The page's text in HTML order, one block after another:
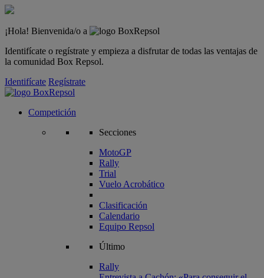
¡Hola! Bienvenida/o a
Identifícate o regístrate y empieza a disfrutar de todas las ventajas de
la comunidad Box Repsol.
Identifícate Regístrate
Competición
Secciones
MotoGP
Rally
Trial
Vuelo Acrobático
Clasificación
Calendario
Equipo Repsol
Último
Rally